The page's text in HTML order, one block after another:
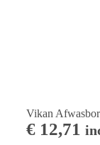
Vikan
€12,71